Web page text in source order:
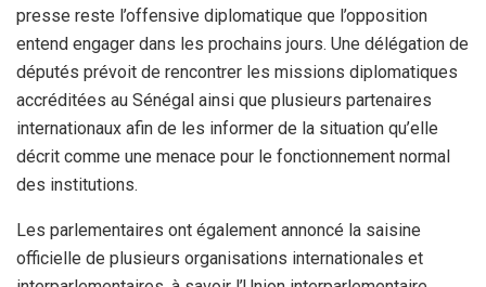
presse reste l’offensive diplomatique que l’opposition
entend engager dans les prochains jours. Une délégation de
députés prévoit de rencontrer les missions diplomatiques
accréditées au Sénégal ainsi que plusieurs partenaires
internationaux afin de les informer de la situation qu’elle
décrit comme une menace pour le fonctionnement normal
des institutions.
Les parlementaires ont également annoncé la saisine
officielle de plusieurs organisations internationales et